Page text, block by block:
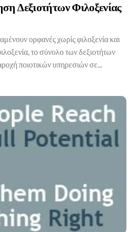
Δεξιοτήτων Φιλοξενίας
ορφανές χωρίς φιλοξενία και
το σύνολο των δεξιοτήτων
ποιοτικών υπηρεσιών σε...